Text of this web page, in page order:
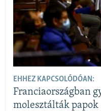
EHHEZ KAPCSOLÓDÓAN:
Franciaországban
molesztálták papok